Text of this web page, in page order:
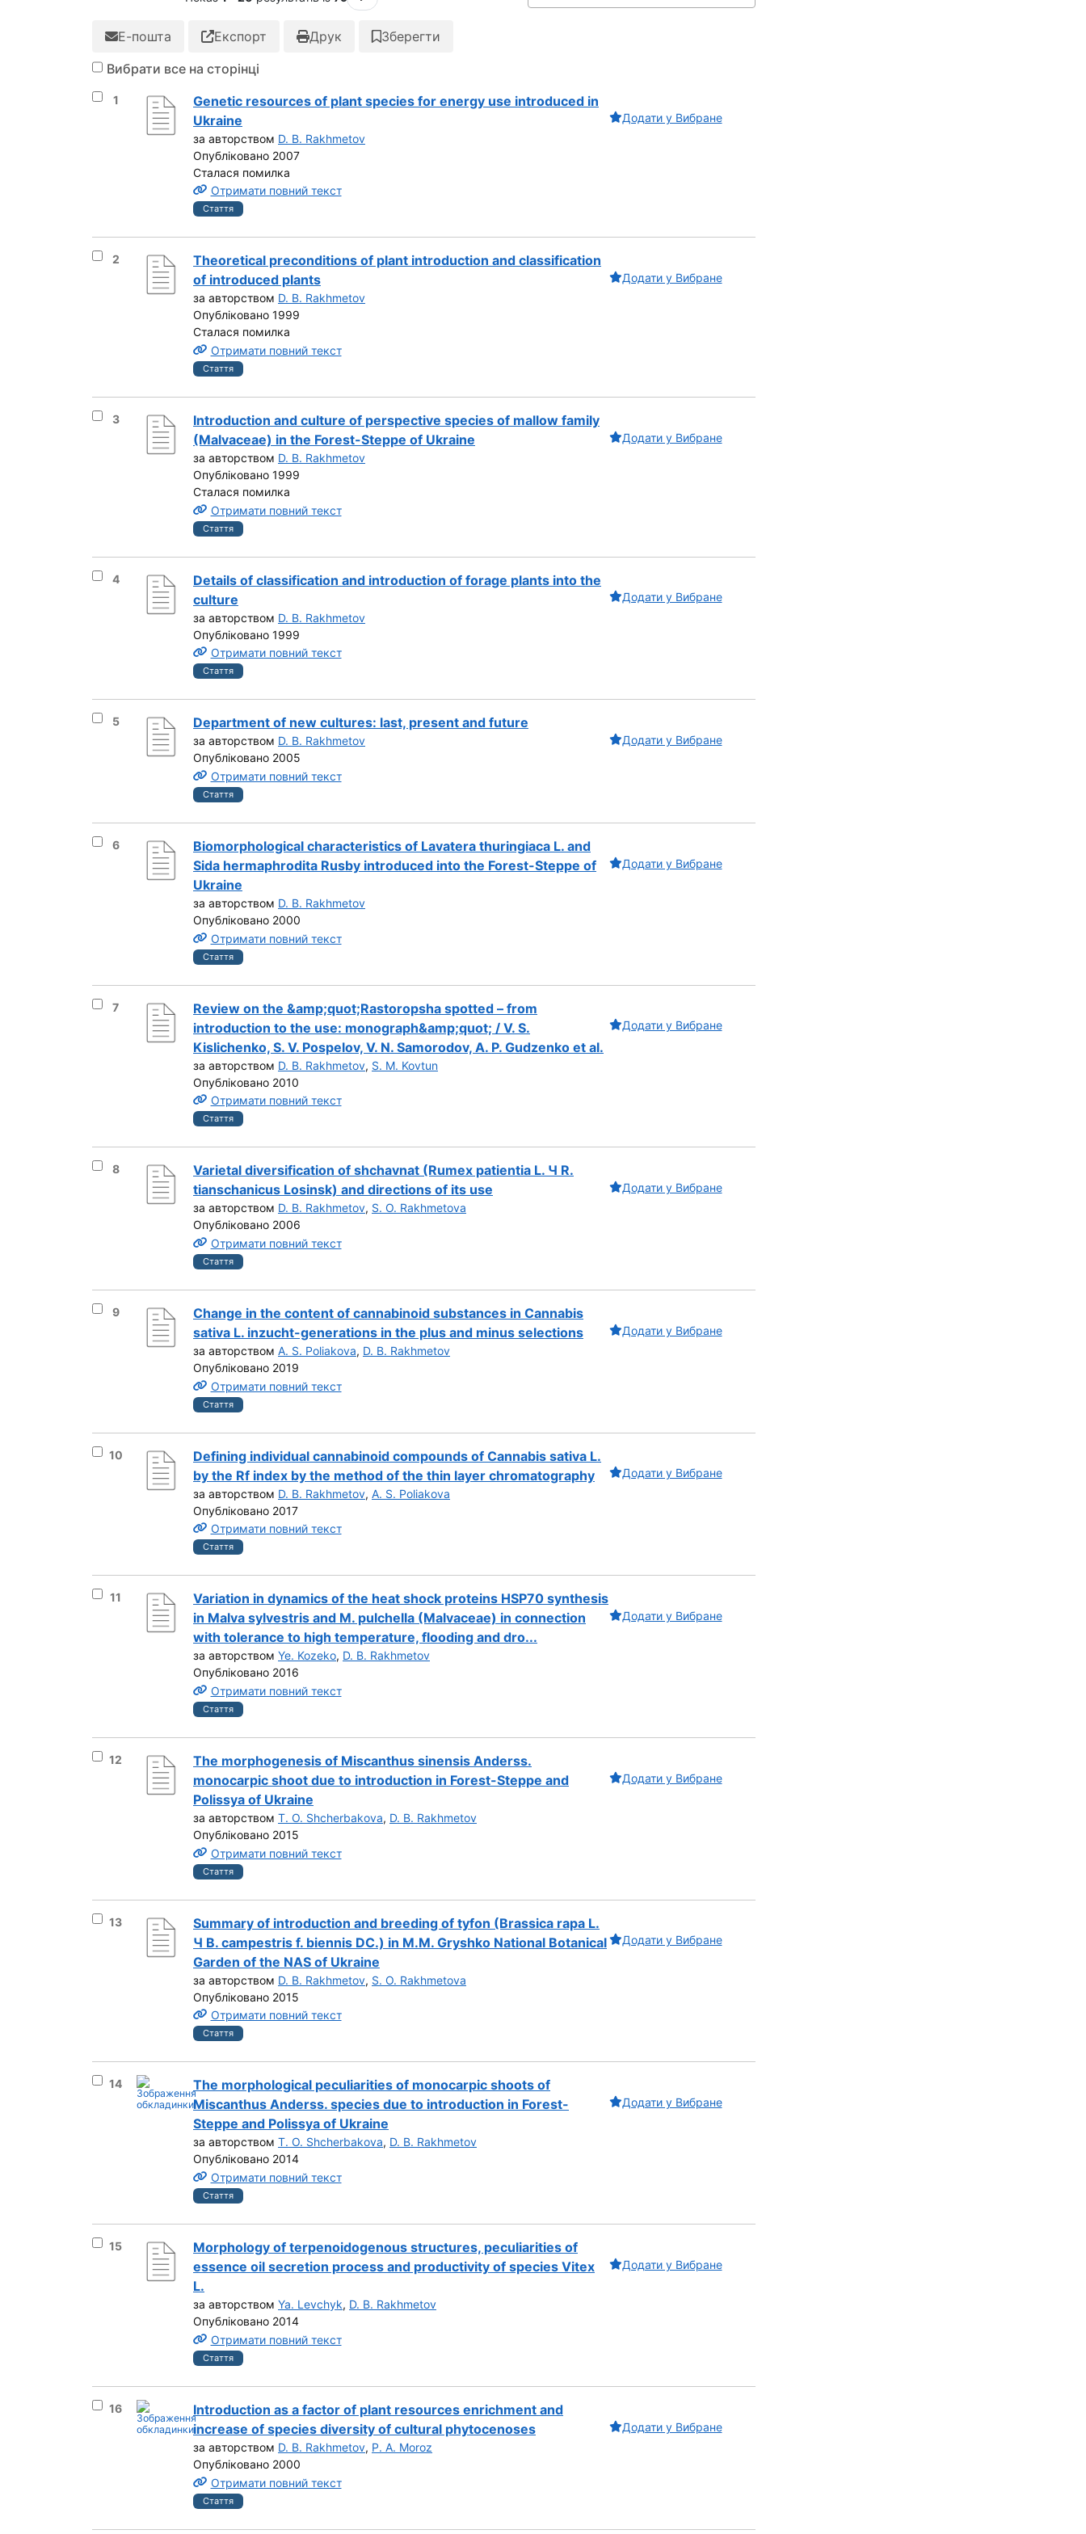
Е-пошта Експорт Друк
Зберегти
Вибрати все на сторінці
Вибрати результат під номером 1
1
Genetic resources of plant species for energy use introduced in
Ukraine
за авторством D. B. Rakhmetov
Опубліковано 2007
Сталася помилка
Отримати повний текст
Стаття
Додати у Вибране
Вибрати результат під номером 2
2
Theoretical preconditions of plant introduction and classification
of introduced plants
за авторством D. B. Rakhmetov
Опубліковано 1999
Сталася помилка
Отримати повний текст
Стаття
Додати у Вибране
Вибрати результат під номером 3
3
Introduction and culture of perspective species of mallow family
(Malvaceae) in the Forest-Steppe of Ukraine
за авторством D. B. Rakhmetov
Опубліковано 1999
Сталася помилка
Отримати повний текст
Стаття
Додати у Вибране
Вибрати результат під номером 4
4
Details of classification and introduction of forage plants into the
culture
за авторством D. B. Rakhmetov
Опубліковано 1999
Отримати повний текст
Стаття
Додати у Вибране
Вибрати результат під номером 5
5 Department of new cultures: last, present and future
за авторством D. B. Rakhmetov
Опубліковано 2005
Отримати повний текст
Стаття
Додати у Вибране
Вибрати результат під номером 6
6
Biomorphological characteristics of Lavatera thuringiaca L. and
Sida hermaphrodita Rusby introduced into the Forest-Steppe of
Ukraine
за авторством D. B. Rakhmetov
Опубліковано 2000
Отримати повний текст
Стаття
Додати у Вибране
Вибрати результат під номером 7
7
Review on the &amp;quot;Rastoropsha spotted – from
introduction to the use: monograph&amp;quot; / V. S.
Kislichenko, S. V. Pospelov, V. N. Samorodov, A. P. Gudzenko et al.
за авторством D. B. Rakhmetov, S. M. Kovtun
Опубліковано 2010
Отримати повний текст
Стаття
Додати у Вибране
Вибрати результат під номером 8
8
Varietal diversification of shchavnat (Rumex patientia L. Ч R.
tianschanicus Losinsk) and directions of its use
за авторством D. B. Rakhmetov, S. O. Rakhmetova
Опубліковано 2006
Отримати повний текст
Стаття
Додати у Вибране
Вибрати результат під номером 9
9
Change in the content of cannabinoid substances in Cannabis
sativa L. inzucht-generations in the plus and minus selections
за авторством A. S. Poliakova, D. B. Rakhmetov
Опубліковано 2019
Отримати повний текст
Стаття
Додати у Вибране
Вибрати результат під номером 10
10
Defining individual cannabinoid compounds of Cannabis sativa L.
by the Rf index by the method of the thin layer chromatography
за авторством D. B. Rakhmetov, A. S. Poliakova
Опубліковано 2017
Отримати повний текст
Стаття
Додати у Вибране
Вибрати результат під номером 11
11
Variation in dynamics of the heat shock proteins HSP70 synthesis
in Malva sylvestris and M. pulchella (Malvaceae) in connection
with tolerance to high temperature, flooding and dro...
за авторством Ye. Kozeko, D. B. Rakhmetov
Опубліковано 2016
Отримати повний текст
Стаття
Додати у Вибране
Вибрати результат під номером 12
12
The morphogenesis of Miscanthus sinensis Anderss.
monocarpic shoot due to introduction in Forest-Steppe and
Polissya of Ukraine
за авторством T. O. Shcherbakova, D. B. Rakhmetov
Опубліковано 2015
Отримати повний текст
Стаття
Додати у Вибране
Вибрати результат під номером 13
13
Summary of introduction and breeding of tyfon (Brassica rapa L.
Ч B. campestris f. biennis DC.) in M.M. Gryshko National Botanical
Garden of the NAS of Ukraine
за авторством D. B. Rakhmetov, S. O. Rakhmetova
Опубліковано 2015
Отримати повний текст
Стаття
Додати у Вибране
Вибрати результат під номером 14
14
The morphological peculiarities of monocarpic shoots of
Miscanthus Anderss. species due to introduction in Forest-
Steppe and Polissya of Ukraine
за авторством T. O. Shcherbakova, D. B. Rakhmetov
Опубліковано 2014
Отримати повний текст
Стаття
Додати у Вибране
Вибрати результат під номером 15
15
Morphology of terpenoidogenous structures, peculiarities of
essence oil secretion process and productivity of species Vitex
L.
за авторством Ya. Levchyk, D. B. Rakhmetov
Опубліковано 2014
Отримати повний текст
Стаття
Додати у Вибране
Вибрати результат під номером 16
16
Introduction as a factor of plant resources enrichment and
increase of species diversity of cultural phytocenoses
за авторством D. B. Rakhmetov, P. A. Moroz
Опубліковано 2000
Отримати повний текст
Стаття
Додати у Вибране